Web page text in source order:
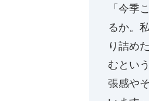
「今季
るか。
り詰め
むとい
張感や